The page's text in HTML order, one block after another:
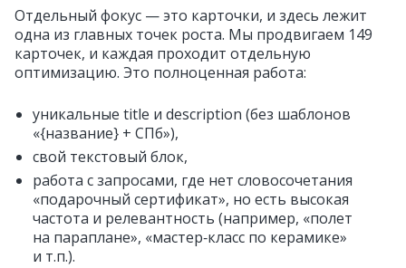
Отдельный фокус — это карточки, и здесь лежит
одна из главных точек роста. Мы продвигаем 149
карточек, и каждая проходит отдельную
оптимизацию. Это полноценная работа:
уникальные title и description (без шаблонов
«{название} + СПб»),
свой текстовый блок,
работа с запросами, где нет словосочетания
«подарочный сертификат», но есть высокая
частота и релевантность (например, «полет
на параплане», «мастер‑класс по керамике»
и т.п.).